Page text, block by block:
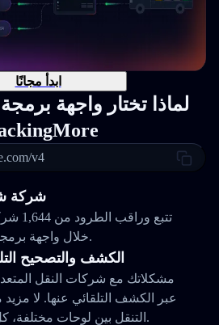
ابدأ مجانًا
لماذا تختار واجهة
v4
1,600+
تتبع
خلال واجهة برمجة تطبيقات واحدة فقط.
الكشف والتصحيح
عبر الكشف التلقائي عنها. لا مزيد
التنقل بين لوحات مختلفة، كل شيء في مكان واحد.